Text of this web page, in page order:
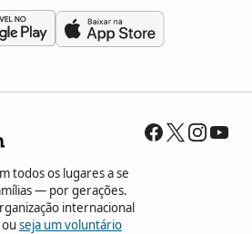
todos os lugares a se
— por gerações.
internacional
ouseja um voluntário